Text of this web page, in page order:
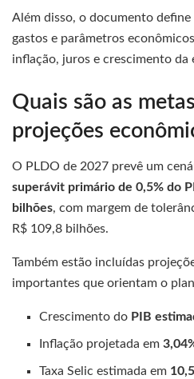
Além disso, o documento
gastos e parâmetros
inflação, juros e crescimento da
Quais são as
projeções
O PLDO de 2027 prevê um
superávit primário de 0,5% do
bilhões, com margem de
R$ 109,8 bilhões.
Também estão incluídas
importantes que orientam o
Crescimento do PIB
Inflação projetada em
Taxa Selic estimada em